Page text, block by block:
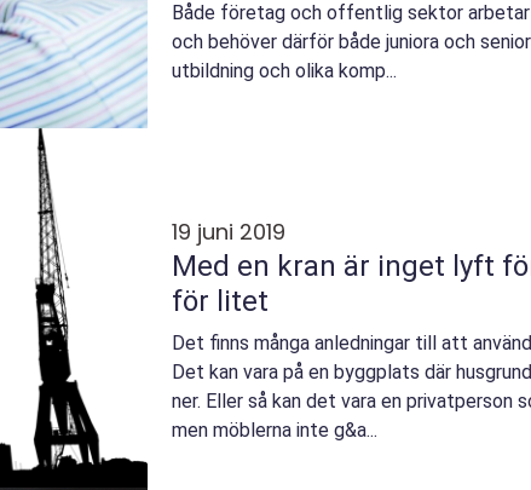
Både företag och offentlig sektor
och behöver därför både juniora och
utbildning och olika komp...
19 juni 2019
Med en kran är inget lyft
för litet
Det finns många anledningar till att
Det kan vara på en byggplats där
ner. Eller så kan det vara en privatperson
men möblerna inte g&a...